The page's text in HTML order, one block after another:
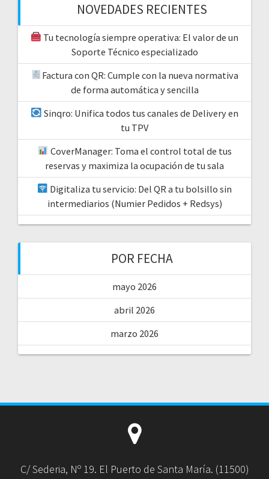
NOVEDADES RECIENTES
Tu tecnología siempre operativa: El valor de un
Soporte Técnico especializado
Factura con QR: Cumple con la nueva normativa
de forma automática y sencilla
Sinqro: Unifica todos tus canales de Delivery en
tu TPV
CoverManager: Toma el control total de tus
reservas y maximiza la ocupación de tu sala
Digitaliza tu servicio: Del QR a tu bolsillo sin
intermediarios (Numier Pedidos + Redsys)
POR FECHA
mayo 2026
abril 2026
marzo 2026
C/ Sederia, Nº 19. El Puerto de Santa María. (11500)